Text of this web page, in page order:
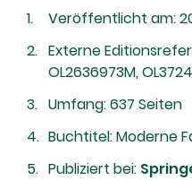
Veröffentlicht am:
Externe
OL2636973M,
Umfang: 637 Seiten
Buchtitel: Moderne
Publiziert bei: